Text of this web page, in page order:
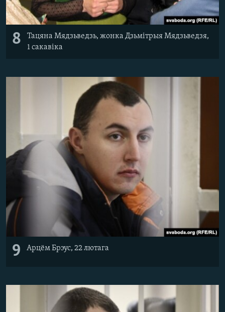
8
Тацяна Мядзьведзь, жонка Дзьмітрыя Мядзьведзя,
1 сакавіка
9 Арцём Брэус, 22 лютага